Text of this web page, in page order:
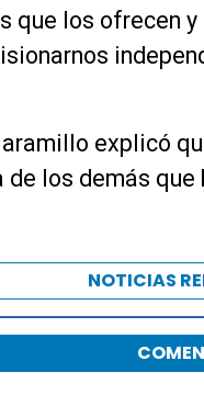
que los ofrecen y
explicó
de los demás
NOTICIAS